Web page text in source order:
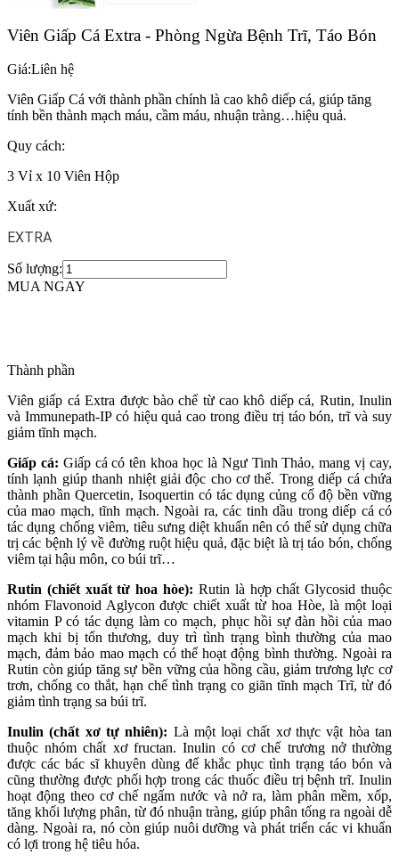
Viên Giấp Cá Extra - Phòng Ngừa Bệnh Trĩ, Táo Bón
Giá:Liên hệ
Viên Giấp Cá với thành phần chính là cao khô diếp cá, giúp tăng
tính bền thành mạch máu, cầm máu, nhuận tràng…hiệu quả.
Quy cách:
3 Vỉ x 10 Viên Hộp
Xuất xứ:
EXTRA
Số lượng:
MUA NGAY
Thành phần
Viên giấp cá Extra được bào chế từ cao khô diếp cá, Rutin, Inulin
và Immunepath-IP có hiệu quả cao trong điều trị táo bón, trĩ và suy
giảm tĩnh mạch.
Giấp cá: Giấp cá có tên khoa học là Ngư Tinh Thảo, mang vị cay,
tính lạnh giúp thanh nhiệt giải độc cho cơ thể. Trong diếp cá chứa
thành phần Quercetin, Isoquertin có tác dụng củng cố độ bền vững
của mao mạch, tĩnh mạch. Ngoài ra, các tinh dầu trong diếp cá có
tác dụng chống viêm, tiêu sưng diệt khuẩn nên có thể sử dụng chữa
trị các bệnh lý về đường ruột hiệu quả, đặc biệt là trị táo bón, chống
viêm tại hậu môn, co búi trĩ…
Rutin (chiết xuất từ hoa hòe): Rutin là hợp chất Glycosid thuộc
nhóm Flavonoid Aglycon được chiết xuất từ hoa Hòe, là một loại
vitamin P có tác dụng làm co mạch, phục hồi sự đàn hồi của mao
mạch khi bị tổn thương, duy trì tình trạng bình thường của mao
mạch, đảm bảo mao mạch có thể hoạt động bình thường. Ngoài ra
Rutin còn giúp tăng sự bền vững của hồng cầu, giảm trương lực cơ
trơn, chống co thắt, hạn chế tình trạng co giãn tĩnh mạch Trĩ, từ đó
giảm tình trạng sa búi trĩ.
Inulin (chất xơ tự nhiên): Là một loại chất xơ thực vật hòa tan
thuộc nhóm chất xơ fructan. Inulin có cơ chế trương nở thường
được các bác sĩ khuyên dùng để khắc phục tình trạng táo bón và
cũng thường được phối hợp trong các thuốc điều trị bệnh trĩ. Inulin
hoạt động theo cơ chế ngấm nước và nở ra, làm phân mềm, xốp,
tăng khối lượng phân, từ đó nhuận tràng, giúp phân tống ra ngoài dễ
dàng. Ngoài ra, nó còn giúp nuôi dưỡng và phát triển các vi khuẩn
có lợi trong hệ tiêu hóa.